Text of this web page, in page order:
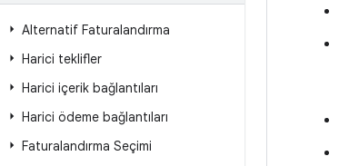
Alternatif Faturalandırma
Harici teklifler
Harici içerik bağlantıları
Harici ödeme bağlantıları
Faturalandırma Seçimi